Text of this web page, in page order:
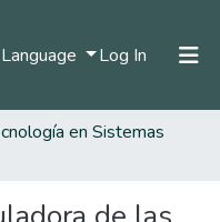
Language Log In (current)
Home
en Sistemas